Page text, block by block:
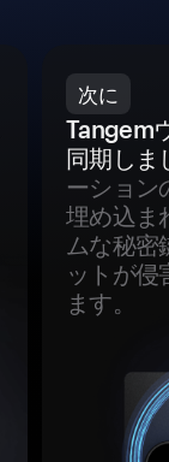
次に
Tangem
同期しま
ーション
埋め込ま
ムな秘密
ットが侵
ます。